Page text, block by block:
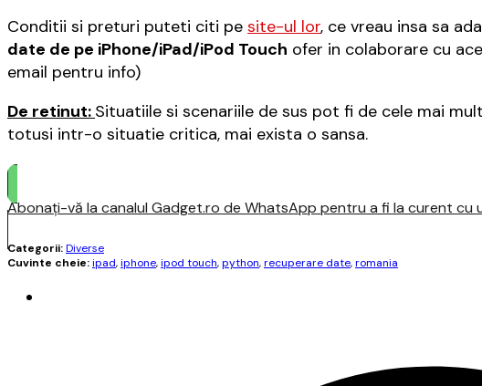
Conditii si preturi puteti citi pe site-ul lor, ce vreau insa sa
date de pe iPhone/iPad/iPod Touch ofer in colaborare cu
email pentru info)
De retinut: Situatiile si scenariile de sus pot fi de cele mai
totusi intr-o situatie critica, mai exista o sansa.
Abonați-vă la canalul Gadget.ro de WhatsApp pentru a fi la curent cu
Categorii:Diverse
Cuvinte cheie:ipad,iphone,ipod touch,python,recuperare date,romania